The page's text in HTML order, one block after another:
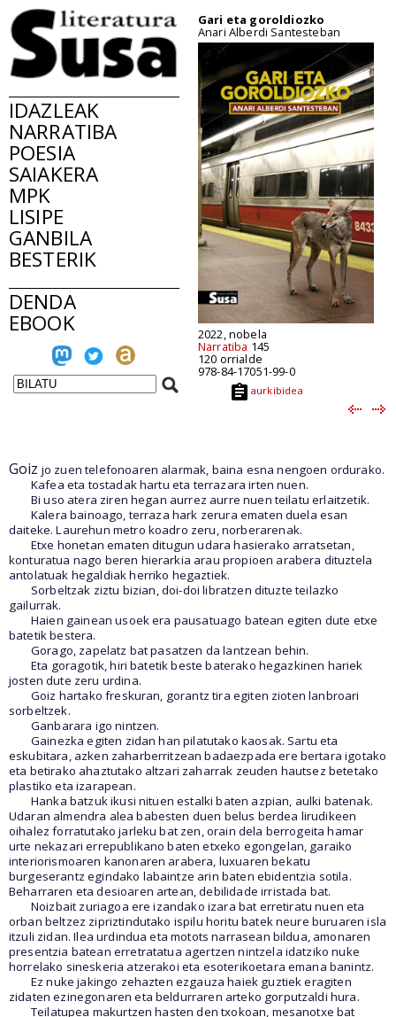
IDAZLEAK
NARRATIBA
POESIA
SAIAKERA
MPK
LISIPE
GANBILA
BESTERIK
DENDA
EBOOK
Gari eta goroldiozko
Anari Alberdi Santesteban
2022, nobela
Narratiba 145
120 orrialde
978-84-17051-99-0
aurkibidea
Goiz jo zuen telefonoaren alarmak, baina esna nengoen ordurako.
Kafea eta tostadak hartu eta terrazara irten nuen.
Bi uso atera ziren hegan aurrez aurre nuen teilatu erlaitzetik.
Kalera bainoago, terraza hark zerura ematen duela esan
daiteke. Laurehun metro koadro zeru, norberarenak.
Etxe honetan ematen ditugun udara hasierako arratsetan,
konturatua nago beren hierarkia arau propioen arabera dituztela
antolatuak hegaldiak herriko hegaztiek.
Sorbeltzak ziztu bizian, doi-doi libratzen dituzte teilazko
gailurrak.
Haien gainean usoek era pausatuago batean egiten dute etxe
batetik bestera.
Gorago, zapelatz bat pasatzen da lantzean behin.
Eta goragotik, hiri batetik beste baterako hegazkinen hariek
josten dute zeru urdina.
Goiz hartako freskuran, gorantz tira egiten zioten lanbroari
sorbeltzek.
Ganbarara igo nintzen.
Gainezka egiten zidan han pilatutako kaosak. Sartu eta
eskubitara, azken zaharberritzean badaezpada ere bertara igotako
eta betirako ahaztutako altzari zaharrak zeuden hautsez betetako
plastiko eta izarapean.
Hanka batzuk ikusi nituen estalki baten azpian, aulki batenak.
Udaran almendra alea babesten duen belus berdea lirudikeen
oihalez forratutako jarleku bat zen, orain dela berrogeita hamar
urte nekazari errepublikano baten etxeko egongelan, garaiko
interiorismoaren kanonaren arabera, luxuaren bekatu
burgeserantz egindako labaintze arin baten ebidentzia sotila.
Beharraren eta desioaren artean, debilidade irristada bat.
Noizbait zuriagoa ere izandako izara bat erretiratu nuen eta
orban beltzez zipriztindutako ispilu horitu batek neure buruaren isla
itzuli zidan. Ilea urdindua eta motots narrasean bildua, amonaren
presentzia batean erretratatua agertzen nintzela idatziko nuke
horrelako sineskeria atzerakoi eta esoterikoetara emana banintz.
Ez nuke jakingo zehazten ezgauza haiek guztiek eragiten
zidaten ezinegonaren eta beldurraren arteko gorputzaldi hura.
Teilatupea makurtzen hasten den txokoan, mesanotxe bat